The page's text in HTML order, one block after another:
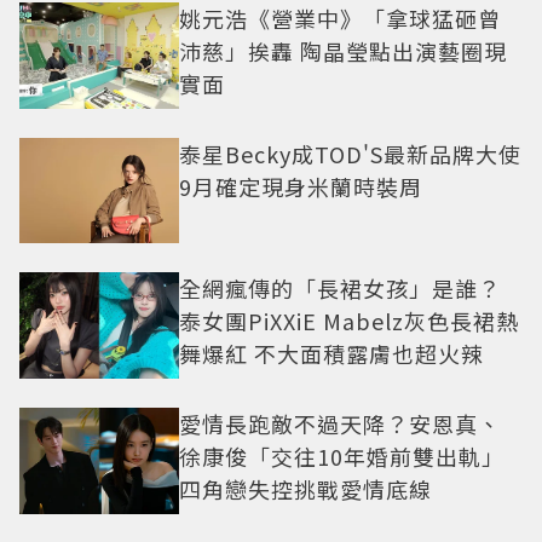
姚元浩《營業中》「拿球猛砸曾
沛慈」挨轟 陶晶瑩點出演藝圈現
實面
泰星Becky成TOD'S最新品牌大使
9月確定現身米蘭時裝周
全網瘋傳的「長裙女孩」是誰？
泰女團PiXXiE Mabelz灰色長裙熱
舞爆紅 不大面積露膚也超火辣
愛情長跑敵不過天降？安恩真、
徐康俊「交往10年婚前雙出軌」
四角戀失控挑戰愛情底線